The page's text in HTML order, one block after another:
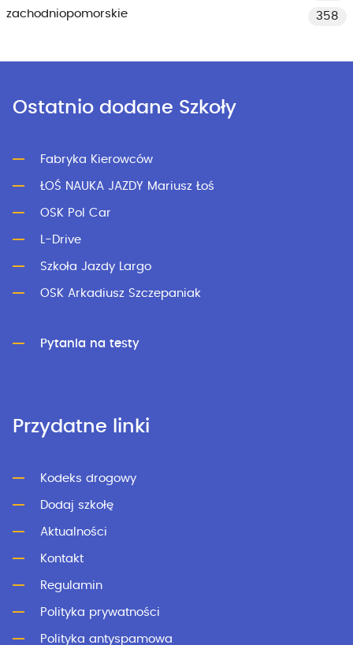
zachodniopomorskie
358
Ostatnio dodane Szkoły
Fabryka Kierowców
ŁOŚ NAUKA JAZDY Mariusz Łoś
OSK Pol Car
L-Drive
Szkoła Jazdy Largo
OSK Arkadiusz Szczepaniak
Pytania na testy
Przydatne linki
Kodeks drogowy
Dodaj szkołę
Aktualności
Kontakt
Regulamin
Polityka prywatności
Polityka antyspamowa